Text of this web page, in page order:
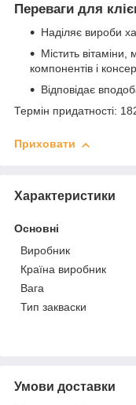
Переваги для
Наділяє вироби
Містить
компонентів і
Відповідає
Термін придатності:
Приховати
Характеристики
Основні
Виробник
Країна виробник
Вага
Тип закваски
Умови доставки